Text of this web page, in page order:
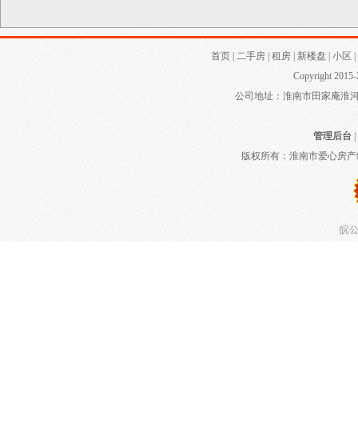
首页 二手房 租房 新楼盘 小区
Copyright
公司地址：淮南市田家庵淮
管理后台|
版权所有：淮南市爱心房
皖